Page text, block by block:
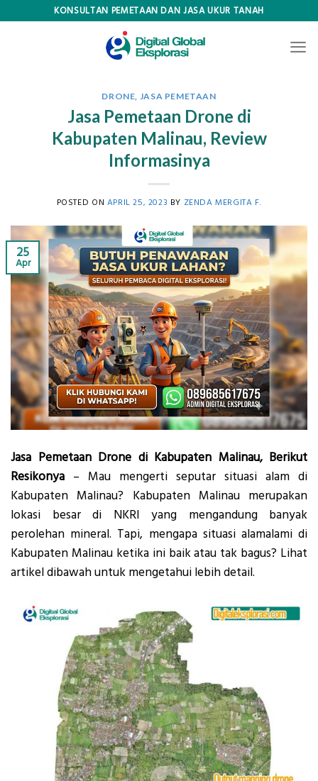
KONSULTAN PEMETAAN DAN JASA UKUR TANAH
DRONE, JASA PEMETAAN
Jasa Pemetaan Drone di
Kabupaten Malinau, Review
Informasinya
POSTED ON APRIL 25, 2023 BY ZENDA MERGITA F.
25
Apr
Jasa Pemetaan Drone di Kabupaten Malinau, Berikut
Resikonya – Mau mengerti seputar situasi alam di
Kabupaten Malinau? Kabupaten Malinau merupakan
lokasi besar di NKRI yang mengandung banyak
perolehan mineral. Tapi, mengapa situasi alamalami di
Kabupaten Malinau ketika ini baik atau tak bagus? Lihat
artikel dibawah untuk mengetahui lebih detail.